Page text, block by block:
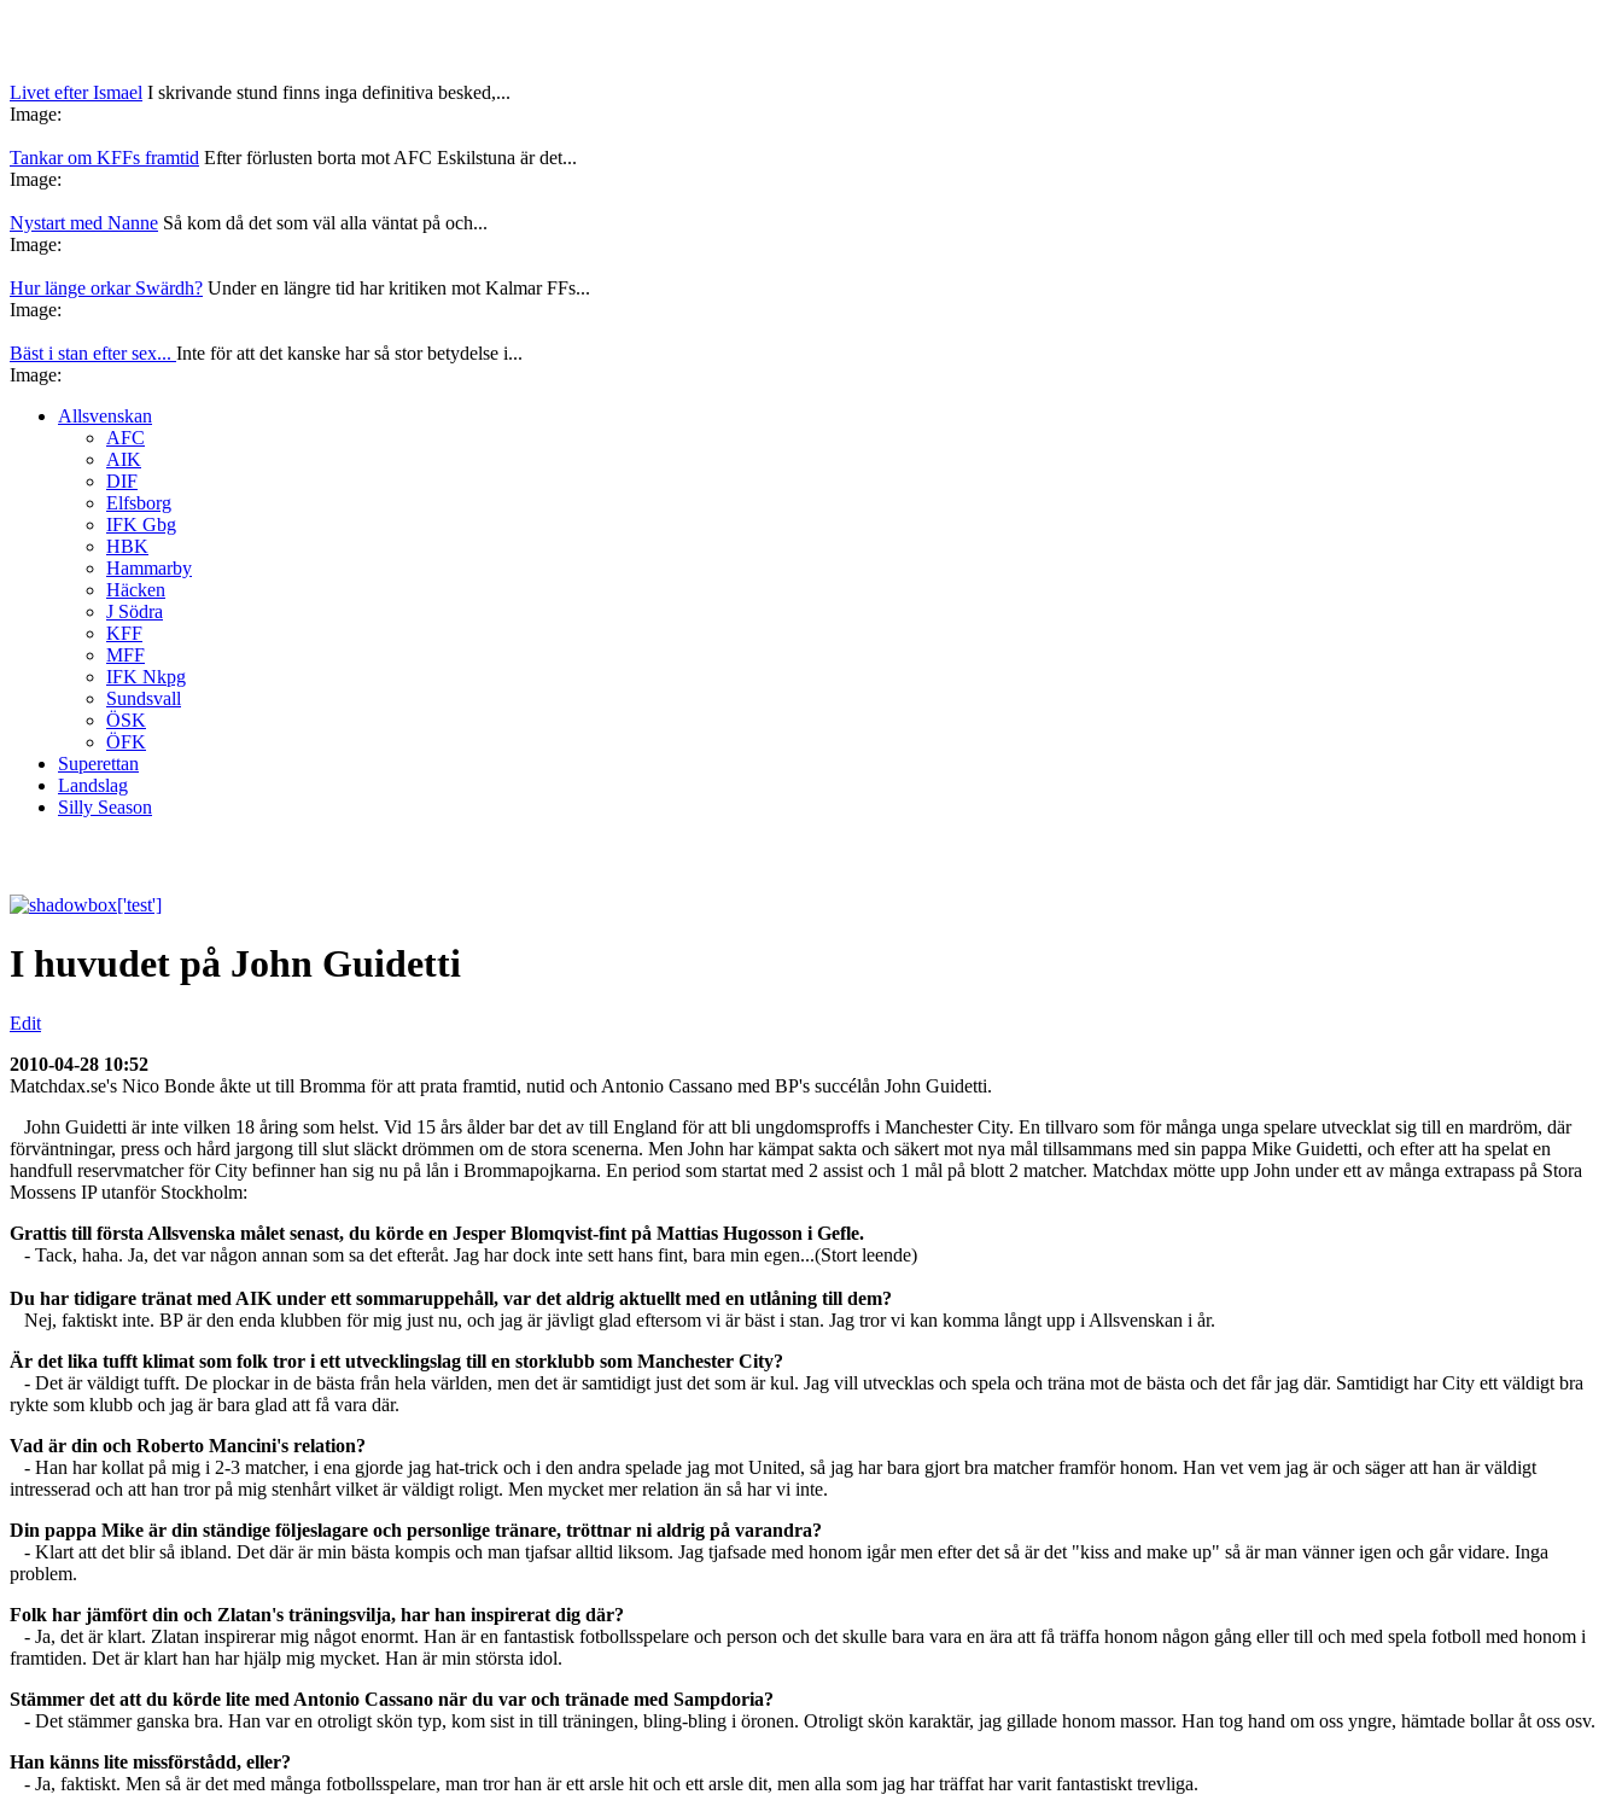
Livet efter Ismael I skrivande stund finns inga definitiva besked,...
Image:
Tankar om KFFs framtid Efter förlusten borta mot AFC Eskilstuna är det...
Image:
Nystart med Nanne Så kom då det som väl alla väntat på och...
Image:
Hur länge orkar Swärdh? Under en längre tid har kritiken mot Kalmar FFs...
Image:
Bäst i stan efter sex... Inte för att det kanske har så stor betydelse i...
Image:
Allsvenskan
AFC
AIK
DIF
Elfsborg
IFK Gbg
HBK
Hammarby
Häcken
J Södra
KFF
MFF
IFK Nkpg
Sundsvall
ÖSK
ÖFK
Superettan
Landslag
Silly Season
I huvudet på John Guidetti
Edit
2010-04-28 10:52
Matchdax.se's Nico Bonde åkte ut till Bromma för att prata framtid, nutid och Antonio Cassano med BP's succélån John Guidetti.
John Guidetti är inte vilken 18 åring som helst. Vid 15 års ålder bar det av till England för att bli ungdomsproffs i Manchester City. En tillvaro som för många unga spelare utvecklat sig till en mardröm, där
förväntningar, press och hård jargong till slut släckt drömmen om de stora scenerna. Men John har kämpat sakta och säkert mot nya mål tillsammans med sin pappa Mike Guidetti, och efter att ha spelat en
handfull reservmatcher för City befinner han sig nu på lån i Brommapojkarna. En period som startat med 2 assist och 1 mål på blott 2 matcher. Matchdax mötte upp John under ett av många extrapass på Stora
Mossens IP utanför Stockholm:
Grattis till första Allsvenska målet senast, du körde en Jesper Blomqvist-fint på Mattias Hugosson i Gefle.
- Tack, haha. Ja, det var någon annan som sa det efteråt. Jag har dock inte sett hans fint, bara min egen...(Stort leende)
Du har tidigare tränat med AIK under ett sommaruppehåll, var det aldrig aktuellt med en utlåning till dem?
Nej, faktiskt inte. BP är den enda klubben för mig just nu, och jag är jävligt glad eftersom vi är bäst i stan. Jag tror vi kan komma långt upp i Allsvenskan i år.
Är det lika tufft klimat som folk tror i ett utvecklingslag till en storklubb som Manchester City?
- Det är väldigt tufft. De plockar in de bästa från hela världen, men det är samtidigt just det som är kul. Jag vill utvecklas och spela och träna mot de bästa och det får jag där. Samtidigt har City ett väldigt bra
rykte som klubb och jag är bara glad att få vara där.
Vad är din och Roberto Mancini's relation?
- Han har kollat på mig i 2-3 matcher, i ena gjorde jag hat-trick och i den andra spelade jag mot United, så jag har bara gjort bra matcher framför honom. Han vet vem jag är och säger att han är väldigt
intresserad och att han tror på mig stenhårt vilket är väldigt roligt. Men mycket mer relation än så har vi inte.
Din pappa Mike är din ständige följeslagare och personlige tränare, tröttnar ni aldrig på varandra?
- Klart att det blir så ibland. Det där är min bästa kompis och man tjafsar alltid liksom. Jag tjafsade med honom igår men efter det så är det "kiss and make up" så är man vänner igen och går vidare. Inga
problem.
Folk har jämfört din och Zlatan's träningsvilja, har han inspirerat dig där?
- Ja, det är klart. Zlatan inspirerar mig något enormt. Han är en fantastisk fotbollsspelare och person och det skulle bara vara en ära att få träffa honom någon gång eller till och med spela fotboll med honom i
framtiden. Det är klart han har hjälp mig mycket. Han är min största idol.
Stämmer det att du körde lite med Antonio Cassano när du var och tränade med Sampdoria?
- Det stämmer ganska bra. Han var en otroligt skön typ, kom sist in till träningen, bling-bling i öronen. Otroligt skön karaktär, jag gillade honom massor. Han tog hand om oss yngre, hämtade bollar åt oss osv.
Han känns lite missförstådd, eller?
- Ja, faktiskt. Men så är det med många fotbollsspelare, man tror han är ett arsle hit och ett arsle dit, men alla som jag har träffat har varit fantastiskt trevliga.